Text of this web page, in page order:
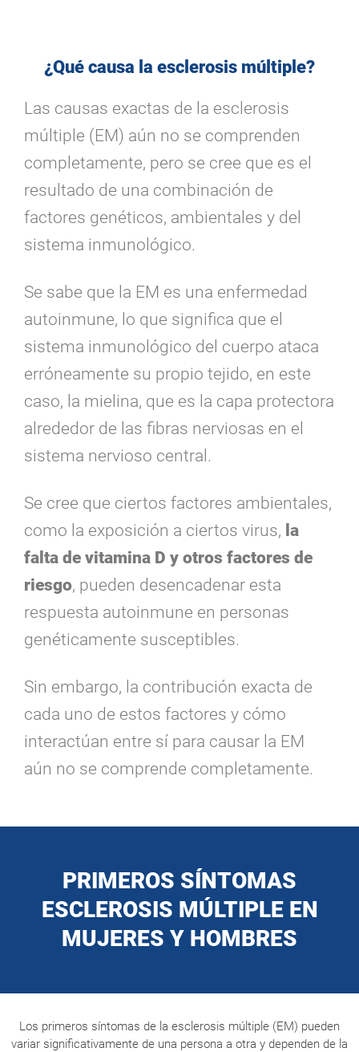
¿Qué causa la esclerosis múltiple?
Las causas exactas de la esclerosis
múltiple (EM) aún no se comprenden
completamente, pero se cree que es el
resultado de una combinación de
factores genéticos, ambientales y del
sistema inmunológico.
Se sabe que la EM es una enfermedad
autoinmune, lo que significa que el
sistema inmunológico del cuerpo ataca
erróneamente su propio tejido, en este
caso, la mielina, que es la capa protectora
alrededor de las fibras nerviosas en el
sistema nervioso central.
Se cree que ciertos factores ambientales,
como la exposición a ciertos virus, la
falta de vitamina D y otros factores de
riesgo, pueden desencadenar esta
respuesta autoinmune en personas
genéticamente susceptibles.
Sin embargo, la contribución exacta de
cada uno de estos factores y cómo
interactúan entre sí para causar la EM
aún no se comprende completamente.
PRIMEROS SÍNTOMAS
ESCLEROSIS MÚLTIPLE EN
MUJERES Y HOMBRES
Los primeros síntomas de la esclerosis múltiple (EM) pueden
variar significativamente de una persona a otra y dependen de la